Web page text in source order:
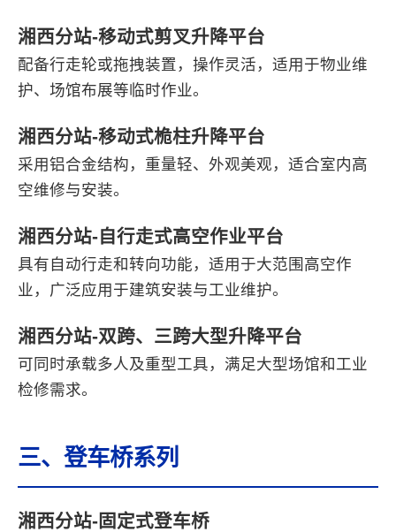
湘西分站-移动式剪叉升降平台
配备行走轮或拖拽装置，操作灵活，适用于物业维
护、场馆布展等临时作业。
湘西分站-移动式桅柱升降平台
采用铝合金结构，重量轻、外观美观，适合室内高
空维修与安装。
湘西分站-自行走式高空作业平台
具有自动行走和转向功能，适用于大范围高空作
业，广泛应用于建筑安装与工业维护。
湘西分站-双跨、三跨大型升降平台
可同时承载多人及重型工具，满足大型场馆和工业
检修需求。
三、登车桥系列
湘西分站-固定式登车桥